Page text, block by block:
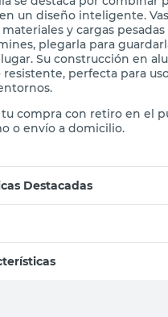
se destaca por combinar
un diseño inteligente.
y cargas pesadas
plegarla para
Su construcción en
perfecta para
tu compra con retiro en el
Destacadas